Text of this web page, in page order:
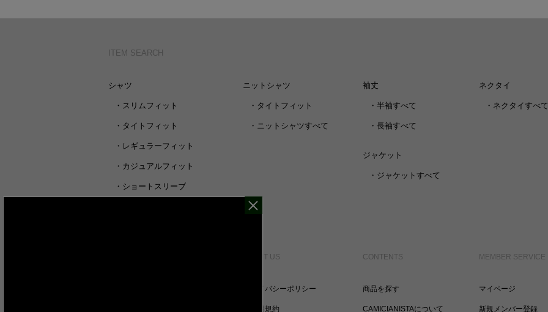
ITEM SEARCH
シャツ
・ スリムフィット
・ タイトフィット
・ レギュラーフィット
・ カジュアルフィット
・ ショートスリーブ
ニットシャツ
・ タイトフィット
・ ニットシャツすべて
袖丈
・ 半袖すべて
・ 長袖すべて
ジャケット
・ ジャケットすべて
ネクタイ
・ ネクタイすべて
ABOUT US
プライバシーポリシー
ご利用規約
CONTENTS
商品を探す
CAMICIANISTAについて
MEMBER SERVICE
マイページ
新規メンバー登録